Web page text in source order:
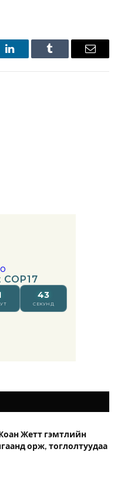
LinkedInTumblr Имэйл
Жетт гэмтлийн
орж, тоглолтуудаа